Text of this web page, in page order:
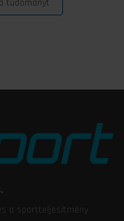
tudományt
a sportteljesítmény